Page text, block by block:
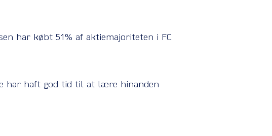
har købt 51% af aktiemajoriteten i FC
har haft god tid til at lære hinanden